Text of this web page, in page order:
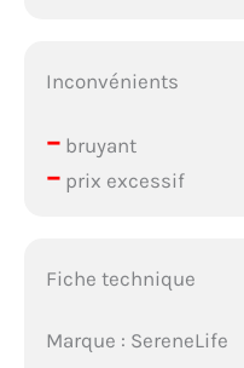
Inconvénients
–bruyant
–prix excessif
Fiche technique
Marque : SereneLife